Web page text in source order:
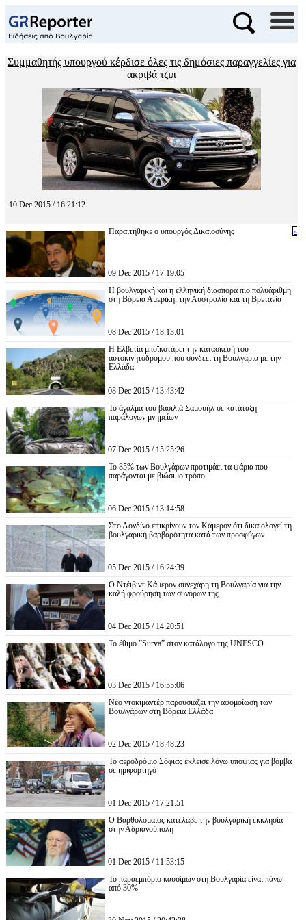
Συμμαθητής υπουργού κέρδισε όλες τις δημόσιες παραγγελίες για
ακριβά τζιπ
10 Dec 2015 / 16:21:12
Παραιτήθηκε ο υπουργός Δικαιοσύνης
09 Dec 2015 / 17:19:05
Η βουλγαρική και η ελληνική διασπορά πιο πολυάριθμη
στη Βόρεια Αμερική, την Αυστραλία και τη Βρετανία
08 Dec 2015 / 18:13:01
Η Ελβετία μποϊκοτάρει την κατασκευή του
αυτοκινητόδρομου που συνδέει τη Βουλγαρία με την
Ελλάδα
08 Dec 2015 / 13:43:42
Το άγαλμα του βασιλιά Σαμουήλ σε κατάταξη
παράλογων μνημείων
07 Dec 2015 / 15:25:26
Το 85% των Βουλγάρων προτιμάει τα ψάρια που
παράγονται με βιώσιμο τρόπο
06 Dec 2015 / 13:14:58
Στο Λονδίνο επικρίνουν τον Κάμερον ότι δικαιολογεί τη
βουλγαρική βαρβαρότητα κατά των προσφύγων
05 Dec 2015 / 16:24:39
Ο Ντέιβιντ Κάμερον συνεχάρη τη Βουλγαρία για την
καλή φρούρηση των συνόρων της
04 Dec 2015 / 14:20:51
Το έθιμο ”Surva” στον κατάλογο της UNESCO
03 Dec 2015 / 16:55:06
Νέο ντοκιμαντέρ παρουσιάζει την αφομοίωση των
Βουλγάρων στη Βόρεια Ελλάδα
02 Dec 2015 / 18:48:23
Το αεροδρόμιο Σόφιας έκλεισε λόγω υποψίας για βόμβα
σε ημιφορτηγό
01 Dec 2015 / 17:21:51
Ο Βαρθολομαίος κατέλαβε την βουλγαρική εκκλησία
στην Αδριανούπολη
01 Dec 2015 / 11:53:15
Το παραεμπόριο καυσίμων στη Βουλγαρία είναι πάνω
από 30%
«